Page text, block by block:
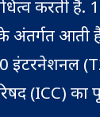
करती
के अंतर्गत
इंटरनेशनल
(ICC) का